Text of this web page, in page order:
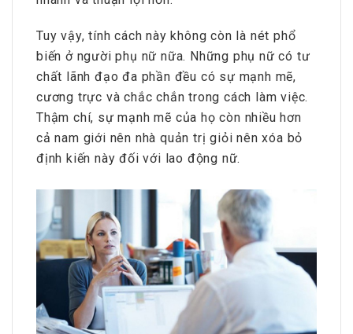
Tuy vậy, tính cách này không còn là nét phổ
biến ở người phụ nữ nữa. Những phụ nữ có tư
chất lãnh đạo đa phần đều có sự mạnh mẽ,
cương trực và chắc chắn trong cách làm việc.
Thậm chí, sự mạnh mẽ của họ còn nhiều hơn
cả nam giới nên nhà quản trị giỏi nên xóa bỏ
định kiến này đối với lao động nữ.